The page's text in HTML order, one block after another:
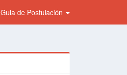
Guia de Postulación